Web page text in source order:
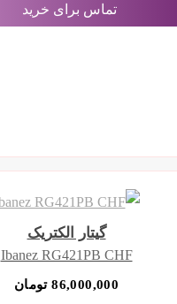
تماس برای خرید
گیتار الکتریک
Ibanez RG421PB CHF
86,000,000 تومان